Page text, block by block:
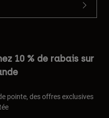
10 % de rabais sur
pointe, des offres exclusives